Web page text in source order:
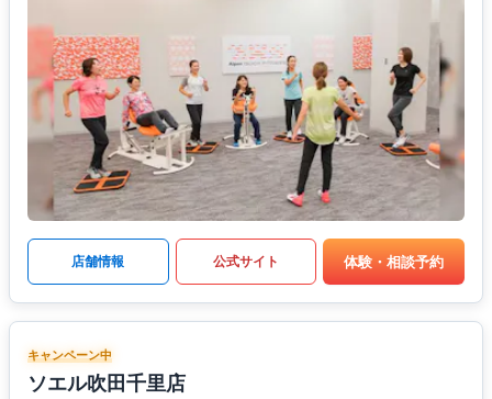
店舗情報 公式サイト 体験・相談予約
キャンペーン中
ソエル吹田千里店